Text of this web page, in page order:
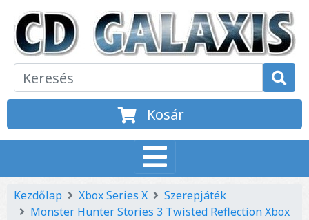
Kosár
Kezdőlap Xbox Series X
Szerepjáték
Monster Hunter Stories 3 Twisted Reflection Xbox